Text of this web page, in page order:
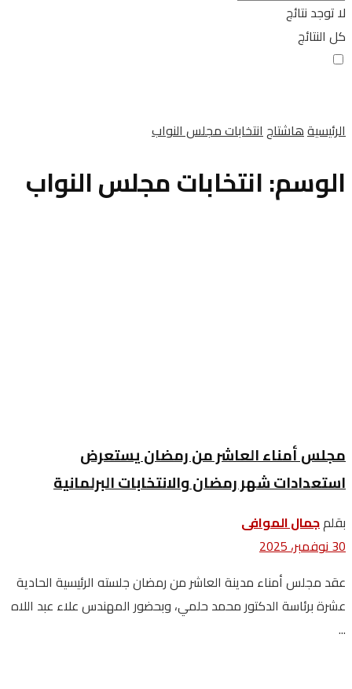
لا توجد نتائج
كل النتائج
الرئيسيةهاشتاجانتخابات مجلس النواب
الوسم:انتخابات مجلس النواب
مجلس أمناء العاشر من رمضان يستعرض
استعدادات شهر رمضان والانتخابات البرلمانية
بقلمجمال الموافى
30 نوفمبر، 2025
عقد مجلس أمناء مدينة العاشر من رمضان جلسته الرئيسية الحادية
عشرة برئاسة الدكتور محمد حلمي، وبحضور المهندس علاء عبد اللاه
...